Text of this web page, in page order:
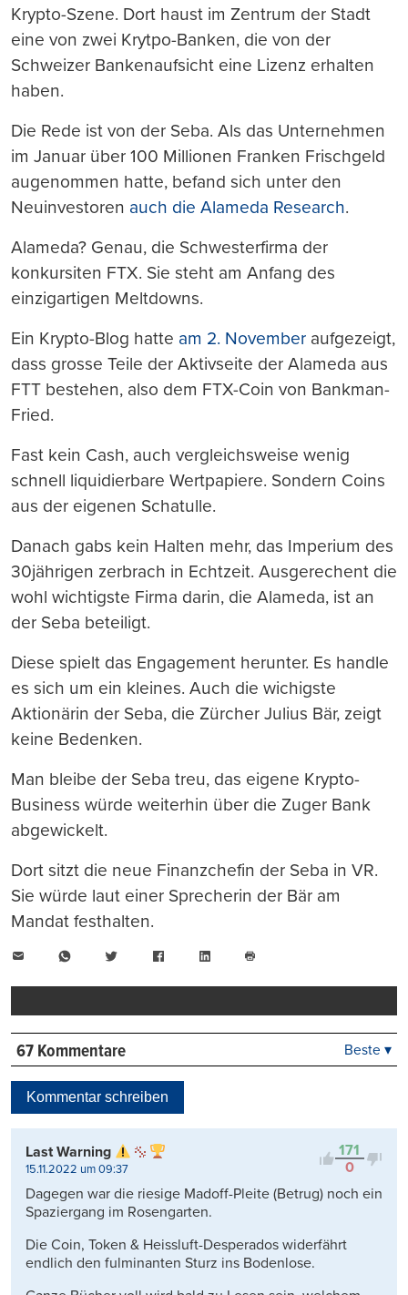
Krypto-Szene. Dort haust im Zentrum der Stadt
eine von zwei Krytpo-Banken, die von der
Schweizer Bankenaufsicht eine Lizenz erhalten
haben.
Die Rede ist von der Seba. Als das Unternehmen
im Januar über 100 Millionen Franken Frischgeld
augenommen hatte, befand sich unter den
Neuinvestoren auch die Alameda Research.
Alameda? Genau, die Schwesterfirma der
konkursiten FTX. Sie steht am Anfang des
einzigartigen Meltdowns.
Ein Krypto-Blog hatte am 2. November aufgezeigt,
dass grosse Teile der Aktivseite der Alameda aus
FTT bestehen, also dem FTX-Coin von Bankman-
Fried.
Fast kein Cash, auch vergleichsweise wenig
schnell liquidierbare Wertpapiere. Sondern Coins
aus der eigenen Schatulle.
Danach gabs kein Halten mehr, das Imperium des
30jährigen zerbrach in Echtzeit. Ausgerechent die
wohl wichtigste Firma darin, die Alameda, ist an
der Seba beteiligt.
Diese spielt das Engagement herunter. Es handle
es sich um ein kleines. Auch die wichigste
Aktionärin der Seba, die Zürcher Julius Bär, zeigt
keine Bedenken.
Man bleibe der Seba treu, das eigene Krypto-
Business würde weiterhin über die Zuger Bank
abgewickelt.
Dort sitzt die neue Finanzchefin der Seba in VR.
Sie würde laut einer Sprecherin der Bär am
Mandat festhalten.
WhatsAppTwitter FacebookLinkedIn
drucken
67 Kommentare
Kontrovers
Beste ▾
Kommentar schreiben
171
0
Last Warning
15.11.2022 um 09:37
Dagegen war die riesige Madoff-Pleite (Betrug) noch ein
Spaziergang im Rosengarten.
Die Coin, Token & Heissluft-Desperados widerfährt
endlich den fulminanten Sturz ins Bodenlose.